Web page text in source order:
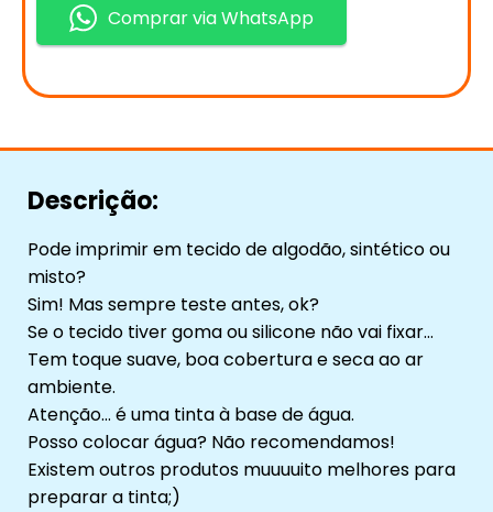
Comprar via WhatsApp
Descrição:
Pode imprimir em tecido de algodão, sintético ou
misto?
Sim! Mas sempre teste antes, ok?
Se o tecido tiver goma ou silicone não vai fixar…
Tem toque suave, boa cobertura e seca ao ar
ambiente.
Atenção… é uma tinta à base de água.
Posso colocar água? Não recomendamos!
Existem outros produtos muuuuito melhores para
preparar a tinta;)